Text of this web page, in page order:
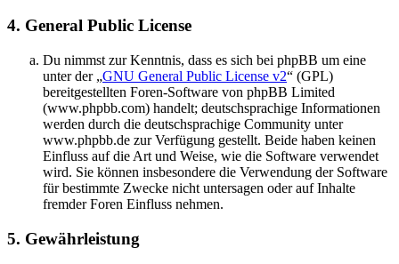
4. General Public License
Du nimmst zur Kenntnis, dass es sich bei phpBB um eine
unter der „GNU General Public License v2“ (GPL)
bereitgestellten Foren-Software von phpBB Limited
(www.phpbb.com) handelt; deutschsprachige Informationen
werden durch die deutschsprachige Community unter
www.phpbb.de zur Verfügung gestellt. Beide haben keinen
Einfluss auf die Art und Weise, wie die Software verwendet
wird. Sie können insbesondere die Verwendung der Software
für bestimmte Zwecke nicht untersagen oder auf Inhalte
fremder Foren Einfluss nehmen.
5. Gewährleistung